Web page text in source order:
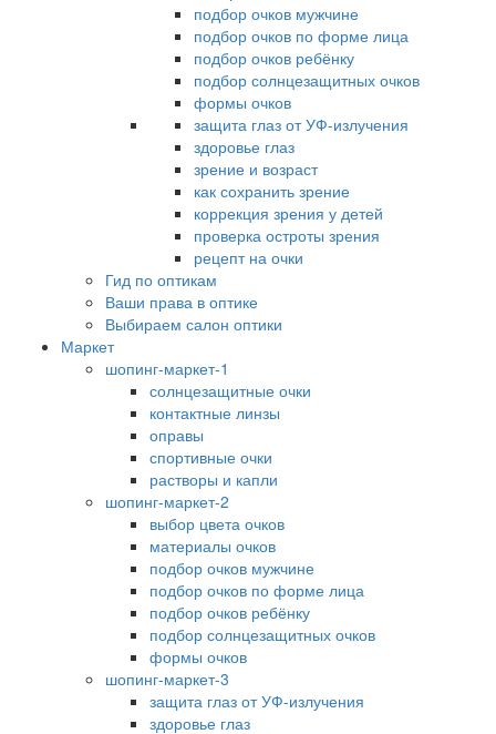
подбор очков мужчине
подбор очков по форме лица
подбор очков ребёнку
подбор солнцезащитных очков
формы очков
защита глаз от УФ-излучения
здоровье глаз
зрение и возраст
как сохранить зрение
коррекция зрения у детей
проверка остроты зрения
рецепт на очки
Гид по оптикам
Ваши права в оптике
Выбираем салон оптики
Маркет
шопинг-маркет-1
солнцезащитные очки
контактные линзы
оправы
спортивные очки
растворы и капли
шопинг-маркет-2
выбор цвета очков
материалы очков
подбор очков мужчине
подбор очков по форме лица
подбор очков ребёнку
подбор солнцезащитных очков
формы очков
шопинг-маркет-3
защита глаз от УФ-излучения
здоровье глаз